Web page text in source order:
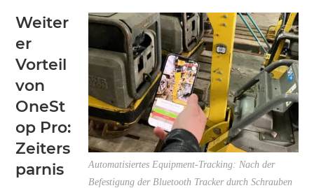
Automatisiertes Equipment-Tracking: Nach der
Befestigung der Bluetooth Tracker durch Schrauben
Weiter
er
Vorteil
von
OneSt
op Pro:
Zeiters
parnis